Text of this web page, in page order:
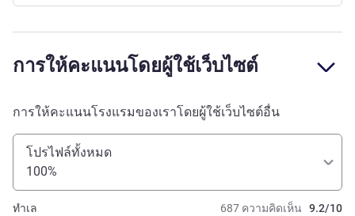
การให้คะแนนโดยผู้ใช้เว็บไซต์
การให้คะแนนโรงแรมของเราโดยผู้ใช้เว็บไซต์อื่น
โปรไฟล์ทั้งหมด
100%
687 ความคิดเห็น 9.2/10
ทำเล